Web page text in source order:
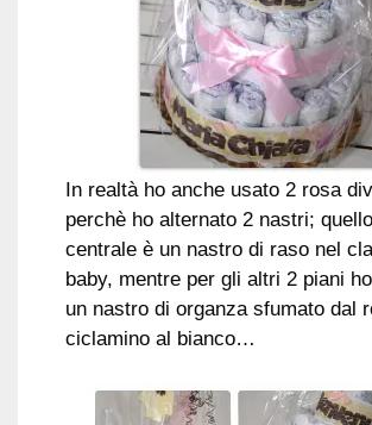
In realtà ho anche usato 2 rosa
perchè ho alternato 2 nastri;
centrale è un nastro di raso nel
baby, mentre per gli altri 2 piani
un nastro di organza sfumato dal
ciclamino al bianco…